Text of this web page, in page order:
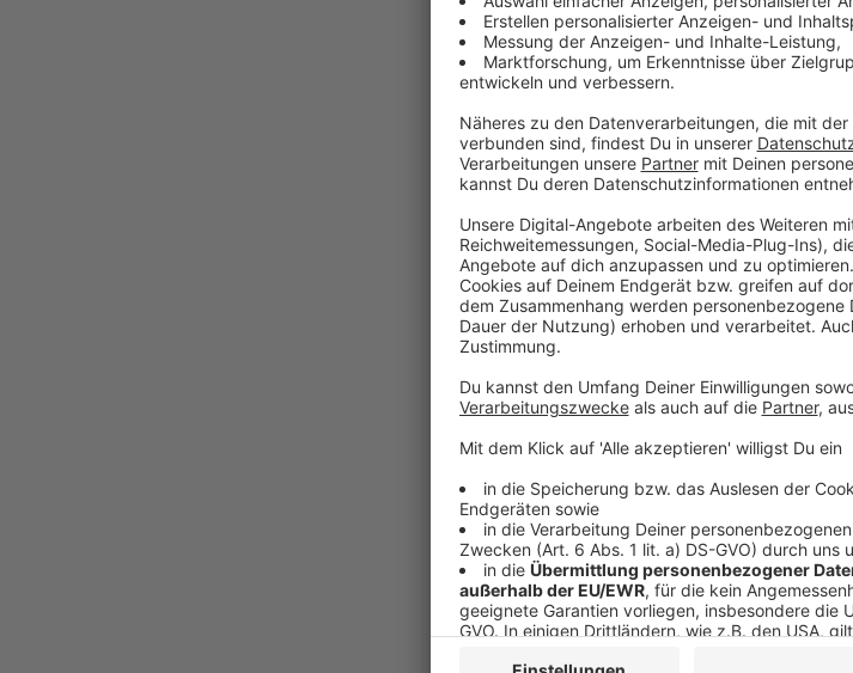
Der überzeugte Mormone
findet er auch den
Die Mitglieder der Familie
gegen sie überhaupt
Anzeige